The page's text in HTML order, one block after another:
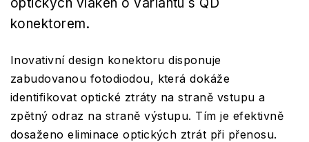
konektorem.
Inovativní design konektoru disponuje
zabudovanou fotodiodou, která dokáže
identifikovat optické ztráty na straně vstupu a
zpětný odraz na straně výstupu. Tím je efektivně
dosaženo eliminace optických ztrát při přenosu.